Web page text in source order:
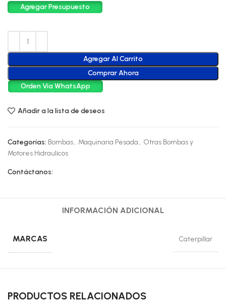
Agregar Presupuesto
Agregar Al Carrito
Comprar Ahora
Orden Vía WhatsApp
Añadir a la lista de deseos
Categorías: Bombas, Maquinaria Pesada , Otras Bombas y
Motores Hidraulicos
Contáctanos:
INFORMACIÓN ADICIONAL
MARCAS Caterpillar
PRODUCTOS RELACIONADOS